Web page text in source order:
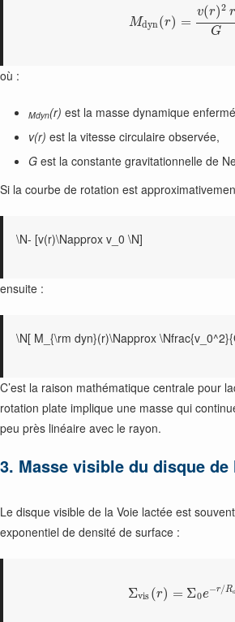
Mdyn(r) =
v(r)2 r
G
où :
Mdyn(r) est la masse dynamique
v(r) est la vitesse circulaire observée,
G est la constante gravitationnelle de
Si la courbe de rotation est
\N- [v(r)\Napprox v_0 \N]
ensuite :
\N[ M_{\rm dyn}(r)\Napprox
C’est la raison mathématique centrale pour
rotation plate implique une masse qui
peu près linéaire avec le rayon.
3. Masse visible du disque de
Le disque visible de la Voie lactée est
exponentiel de densité de surface :
Σvis (r) = Σ0e−r/Rd